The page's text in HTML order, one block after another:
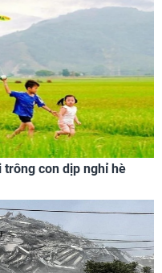
trông con dịp nghỉ hè